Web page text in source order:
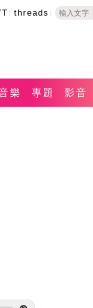
threads
樂 專題 影音